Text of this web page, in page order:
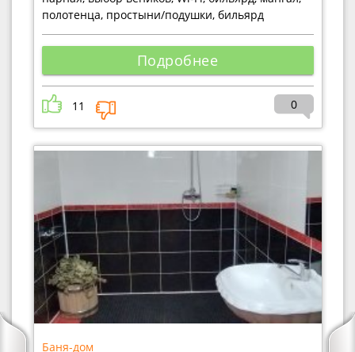
полотенца, простыни/подушки, бильярд
Подробнее
11 0
Баня-дом